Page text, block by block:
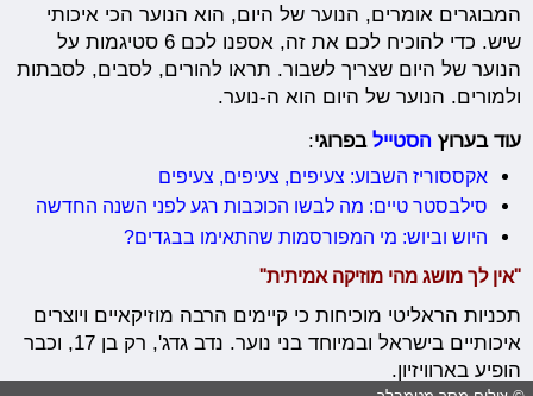
המבוגרים אומרים, הנוער של היום, הוא הנוער הכי איכותי
שיש. כדי להוכיח לכם את זה, אספנו לכם 6 סטיגמות על
הנוער של היום שצריך לשבור. תראו להורים, לסבים, לסבתות
ולמורים. הנוער של היום הוא ה-נוער.
עוד בערוץ הסטיילבפרוגי:
אקססוריז השבוע: צעיפים, צעיפים, צעיפים
סילבסטר טיים: מה לבשו הכוכבות רגע לפני השנה החדשה
היוש וביוש: מי המפורסמות שהתאימו בבגדים?
"אין לך מושג מהי מוזיקה אמיתית"
תכניות הראליטי מוכיחות כי קיימים הרבה מוזיקאיים ויוצרים
איכותיים בישראל ובמיוחד בני נוער. נדב גדג', רק בן 17, וכבר
הופיע בארוויזיון.